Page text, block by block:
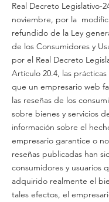
Real Decreto Legislativo-
noviembre, por la
refundido de la Ley
de los Consumidores y
por el Real Decreto
Artículo 20.4, las
que un empresario web
las reseñas de los
sobre bienes y servicios
información sobre el
empresario garantice o
reseñas publicadas han
consumidores y usuarios
adquirido realmente el
tales efectos, el